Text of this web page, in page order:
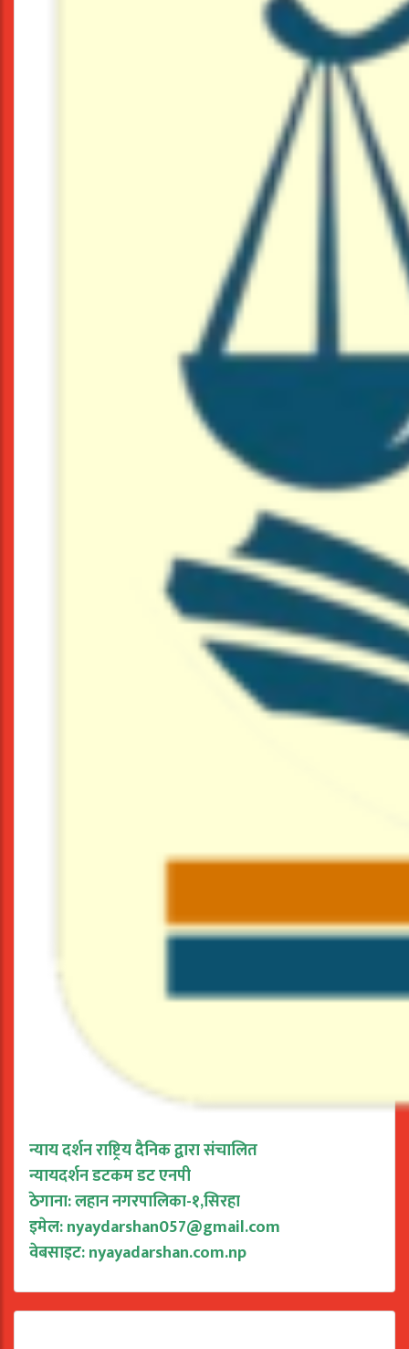
न्याय दर्शन राष्ट्रिय दैनिक द्वारा संचालित
न्यायदर्शन डटकम डट एनपी
ठेगाना: लहान नगरपालिका-१,सिरहा
इमेल:nyaydarshan057@gmail.com
वेबसाइट: nyayadarshan.com.np